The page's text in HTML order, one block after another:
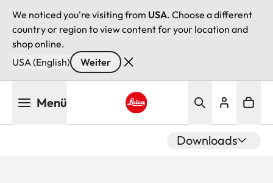
We noticed you're visiting from USA. Choose a different
country or region to view content for your location and
shop online.
USA (English)
Weiter
Menü
Downloads